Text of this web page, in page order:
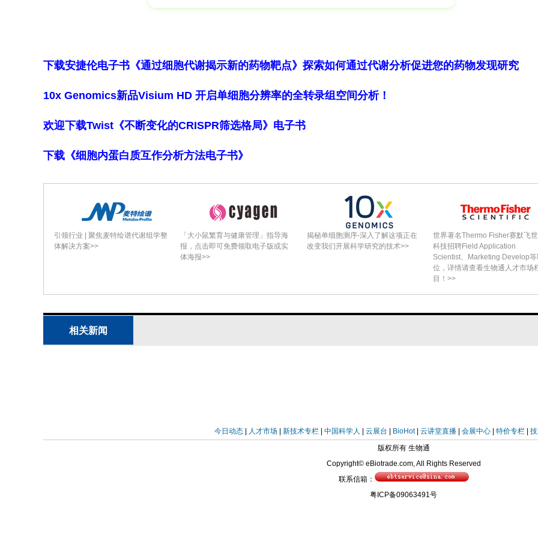
基因部分序列。序列比对显示：htrA与Rickettsia felis最高相似度99.29%；16S rRNA与
senegalensis分离株及PU01-02株相似度98.77%；groEL与Candidatus Rickettsia
yingkouensis克隆YK50相似度99.42%；ompB与Rickettsia hoogstraalii相似度99.42%。
知人类致病菌Rickettsia felis聚在同一大支且亲缘密切。参照Fournier等(2003)立克次体新
定为亚种），研究人员提出其为Rickettsia felis的一个新亚种，因仅在分子水平检出未获纯
养，暂命名为"Candidatus Rickettsia felis subsp. laoshanensis"（以首次发现地崂山命
名）。
讨论部分总结：本研究在青岛白纹伊蚊中鉴定出一株与Rickettsia felis高度相近的候选新亚
Candidatus Rickettsia felis subsp. laoshanensis。Rickettsia felis自1990年于猫蚤
报道人感染R. felis，辽宁营口曾报道蚊源Candidatus Rickettsia yingkouensis。本株比
Candidatus R. yingkouensis在系统树上更接近典型R. felis。白纹伊蚊具强攻击性与广分布
多点多时段采样验证流行率。综上，研究结论为：研究人员于中国山东青岛白纹伊蚊(Aedes
albopictus)中检测到一株与Rickettsia felis亲缘密切的立克次体新候选亚种，命名
为"Candidatus Rickettsia felis subsp. laoshanensis"，多位点序列分析及系统发育树支
其与R. felis近缘但可区分，最低感染率0.43%，其人类及动物致病性有待进一步阐明，该结
下载安捷伦电子书《通过细胞代谢揭示新的药物靶点》探索如何通过代谢分析促进您的药物发现研究
10x Genomics新品Visium HD 开启单细胞分辨率的全转录组空间分析！
欢迎下载Twist《不断变化的CRISPR筛选格局》电子书
下载《细胞内蛋白质互作分析方法电子书》
引领行业 | 聚焦麦特绘谱代谢组学整
体解决方案>>
「大小鼠繁育与健康管理」指导海
报，点击即可免费领取电子版或实
体海报>>
揭秘单细胞测序-深入了解这项正在
改变我们开展科学研究的技术>>
世界著名Thermo Fisher赛默飞
科技招聘Field Application
Scientist、Marketing Develop等
位，详情请查看生物通人才市场
目！>>
相关新闻
今日动态| 人才市场| 新技术专栏| 中国科学人 云展台 BioHot| 云讲堂直播| 会展中心| 特价专栏|
版权所有 生物通
Copyright© eBiotrade.com, All Rights Reserved
联系信箱：
粤ICP备09063491号